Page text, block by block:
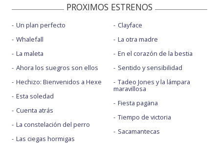
PROXIMOS ESTRENOS
Un plan perfecto
Whalefall
La maleta
Ahora los suegros son ellos
Hechizo: Bienvenidos a Hexe
Esta soledad
Cuenta atrás
La constelación del perro
Las ciegas hormigas
Clayface
La otra madre
En el corazón de la bestia
Sentido y sensibilidad
Tadeo Jones y la lámpara
maravillosa
Fiesta pagäna
Tiempo de victoria
Sacamantecas